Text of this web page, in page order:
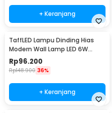
+ Keranjang
TaffLED Lampu Dinding Hias
Modern Wall Lamp LED 6W
Warm White 85-265V -
WLA8286
Rp96.200
Rp148.900 36%
+ Keranjang